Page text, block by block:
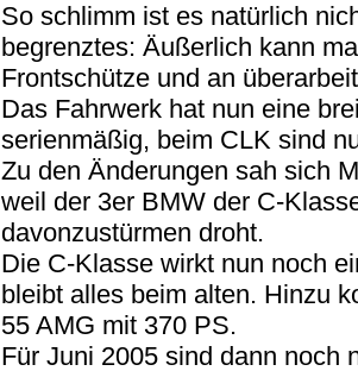
So schlimm ist es natürlich
begrenztes: Äußerlich kann
Frontschütze und an
Das Fahrwerk hat nun eine
serienmäßig, beim CLK sind
Zu den Änderungen sah sich
weil der 3er BMW der C-
davonzustürmen droht.
Die C-Klasse wirkt nun noch
bleibt alles beim alten. Hinzu
55 AMG mit 370 PS.
Für Juni 2005 sind dann noch